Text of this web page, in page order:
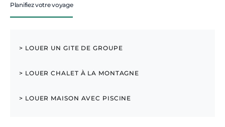
Planifiez votre voyage
> LOUER UN GITE DE GROUPE
> LOUER CHALET À LA MONTAGNE
> LOUER MAISON AVEC PISCINE